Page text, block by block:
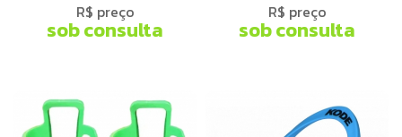
R$ preço
sob consulta
R$ preço
sob consulta